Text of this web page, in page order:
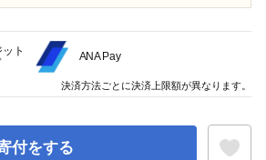
付をする
ト
ANA Pay
決済方法ごとに決済上限額が異なります。